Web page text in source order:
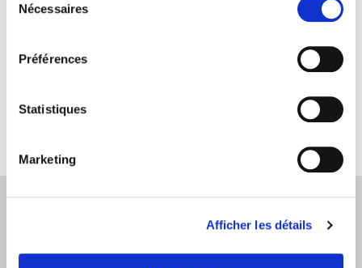
Nécessaires
Préférences
Statistiques
Marketing
Afficher les détails
Base du chariot: 1500 x 700 mm